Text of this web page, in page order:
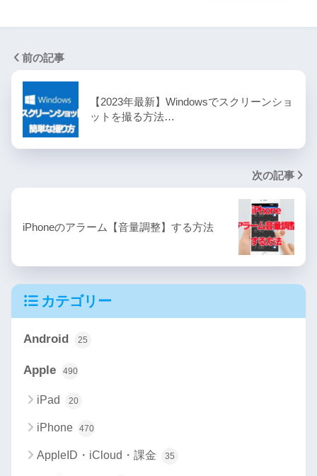
前の記事
【2023年最新】Windowsでスクリーンショ
ットを撮る方法…
次の記事
iPhoneのアラーム【音量調整】する方法
カテゴリー
Android 25
Apple 490
iPad 20
iPhone 470
AppleID・iCloud・課金 35